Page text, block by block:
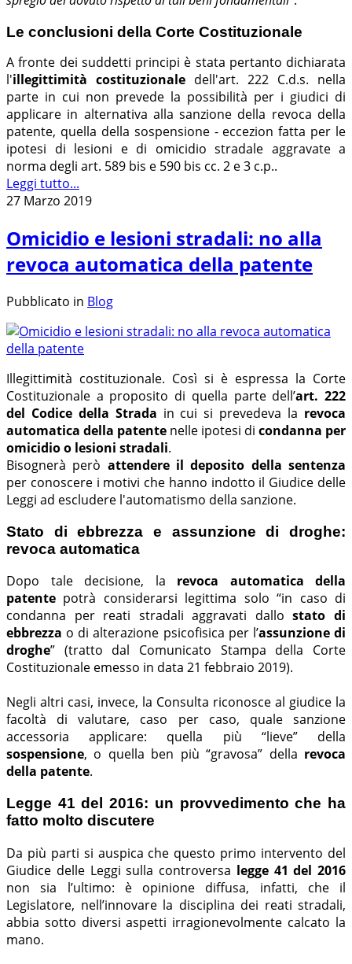
Le conclusioni della Corte Costituzionale
A fronte dei suddetti principi è stata pertanto dichiarata
l'illegittimità costituzionale dell'art. 222 C.d.s. nella
parte in cui non prevede la possibilità per i giudici di
applicare in alternativa alla sanzione della revoca della
patente, quella della sospensione - eccezion fatta per le
ipotesi di lesioni e di omicidio stradale aggravate a
norma degli art. 589 bis e 590 bis cc. 2 e 3 c.p..
Leggi tutto...
27 Marzo 2019
Omicidio e lesioni stradali: no alla
revoca automatica della patente
Pubblicato in Blog
Illegittimità costituzionale. Così si è espressa la Corte
Costituzionale a proposito di quella parte dell’art. 222
del Codice della Strada in cui si prevedeva la revoca
automatica della patente nelle ipotesi di condanna per
omicidio o lesioni stradali.
Bisognerà però attendere il deposito della sentenza
per conoscere i motivi che hanno indotto il Giudice delle
Leggi ad escludere l'automatismo della sanzione.
Stato di ebbrezza e assunzione di droghe:
revoca automatica
Dopo tale decisione, la revoca automatica della
patente potrà considerarsi legittima solo “in caso di
condanna per reati stradali aggravati dallostato di
ebbrezza o di alterazione psicofisica per l’assunzione di
droghe” (tratto dal Comunicato Stampa della Corte
Costituzionale emesso in data 21 febbraio 2019).
Negli altri casi, invece, la Consulta riconosce al giudice la
facoltà di valutare, caso per caso, quale sanzione
accessoria applicare: quella più “lieve” della
sospensione, o quella ben più “gravosa” della revoca
della patente.
Legge 41 del 2016: un provvedimento che ha
fatto molto discutere
Da più parti si auspica che questo primo intervento del
Giudice delle Leggi sulla controversa legge 41 del 2016
non sia l’ultimo: è opinione diffusa, infatti, che il
Legislatore, nell’innovare la disciplina dei reati stradali,
abbia sotto diversi aspetti irragionevolmente calcato la
mano.